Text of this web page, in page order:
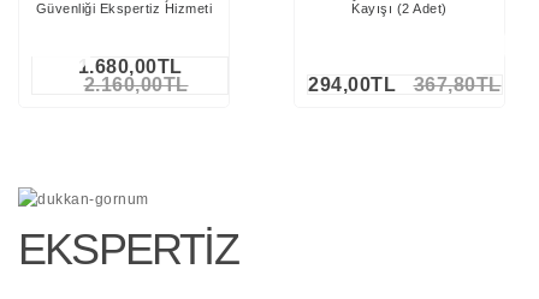
Güvenliği Ekspertiz Hizmeti
1.680,00TL
2.160,00TL
Kayışı (2 Adet)
294,00TL 367,80TL
EKSPERTİZ